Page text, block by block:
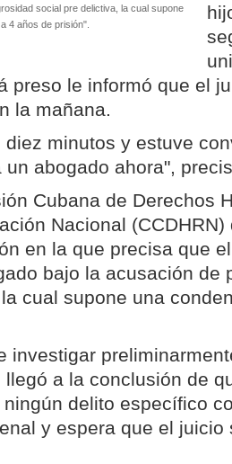
social pre delictiva, la cual supone
4 años de prisión".
preso le informó que el
la mañana.
diez minutos y estuve
un abogado ahora",
Cubana de Derechos
Nacional
en la que precisa que
bajo la acusación de
cual supone una
investigar
llegó a la conclusión de
delito específico
y espera que el juicio